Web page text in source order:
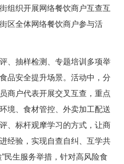
组织开展网络餐饮商户互查互
区全体网络餐饮商户参与活
抽样检测、专题培训多项举
品安全提升场景。活动中，分
商户代表开展交叉互查，重点
境、食材管控、外卖加工配送
、标杆观摩学习的方式，让商
经验，实现自查自纠、互学共
民生服务举措，针对高风险食